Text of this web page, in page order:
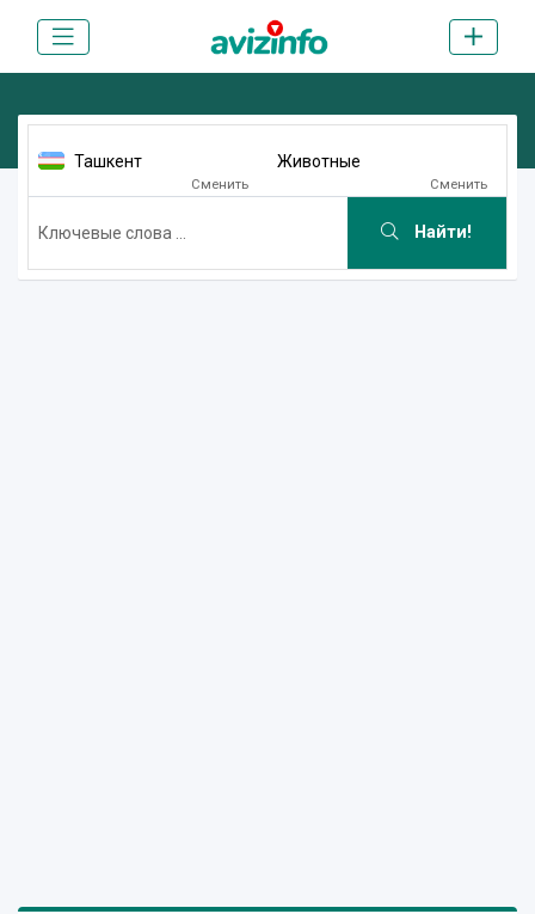
Ташкент
Сменить
Животные
Сменить
Найти!